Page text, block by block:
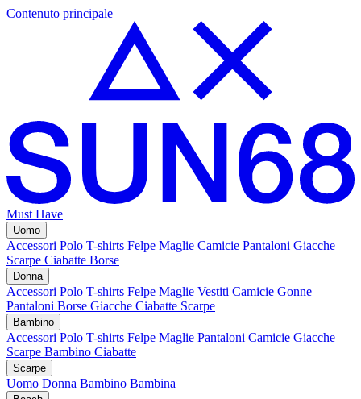
Contenuto principale
Must Have
Uomo
Accessori Polo T-shirts Felpe Maglie Camicie Pantaloni Giacche
Scarpe Ciabatte Borse
Donna
Accessori Polo T-shirts Felpe Maglie Vestiti Camicie Gonne
Pantaloni Borse Giacche Ciabatte Scarpe
Bambino
Accessori Polo T-shirts Felpe Maglie Pantaloni Camicie Giacche
Scarpe Bambino Ciabatte
Scarpe
Uomo Donna Bambino Bambina